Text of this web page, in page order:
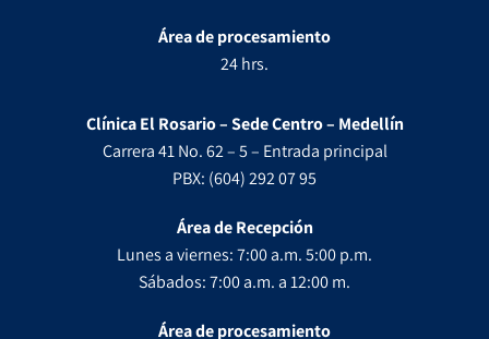
Área de procesamiento
24 hrs.
Clínica El Rosario – Sede Centro – Medellín
Carrera 41 No. 62 – 5 – Entrada principal
PBX: (604) 292 07 95
Área de Recepción
Lunes a viernes: 7:00 a.m. 5:00 p.m.
Sábados: 7:00 a.m. a 12:00 m.
Área de procesamiento